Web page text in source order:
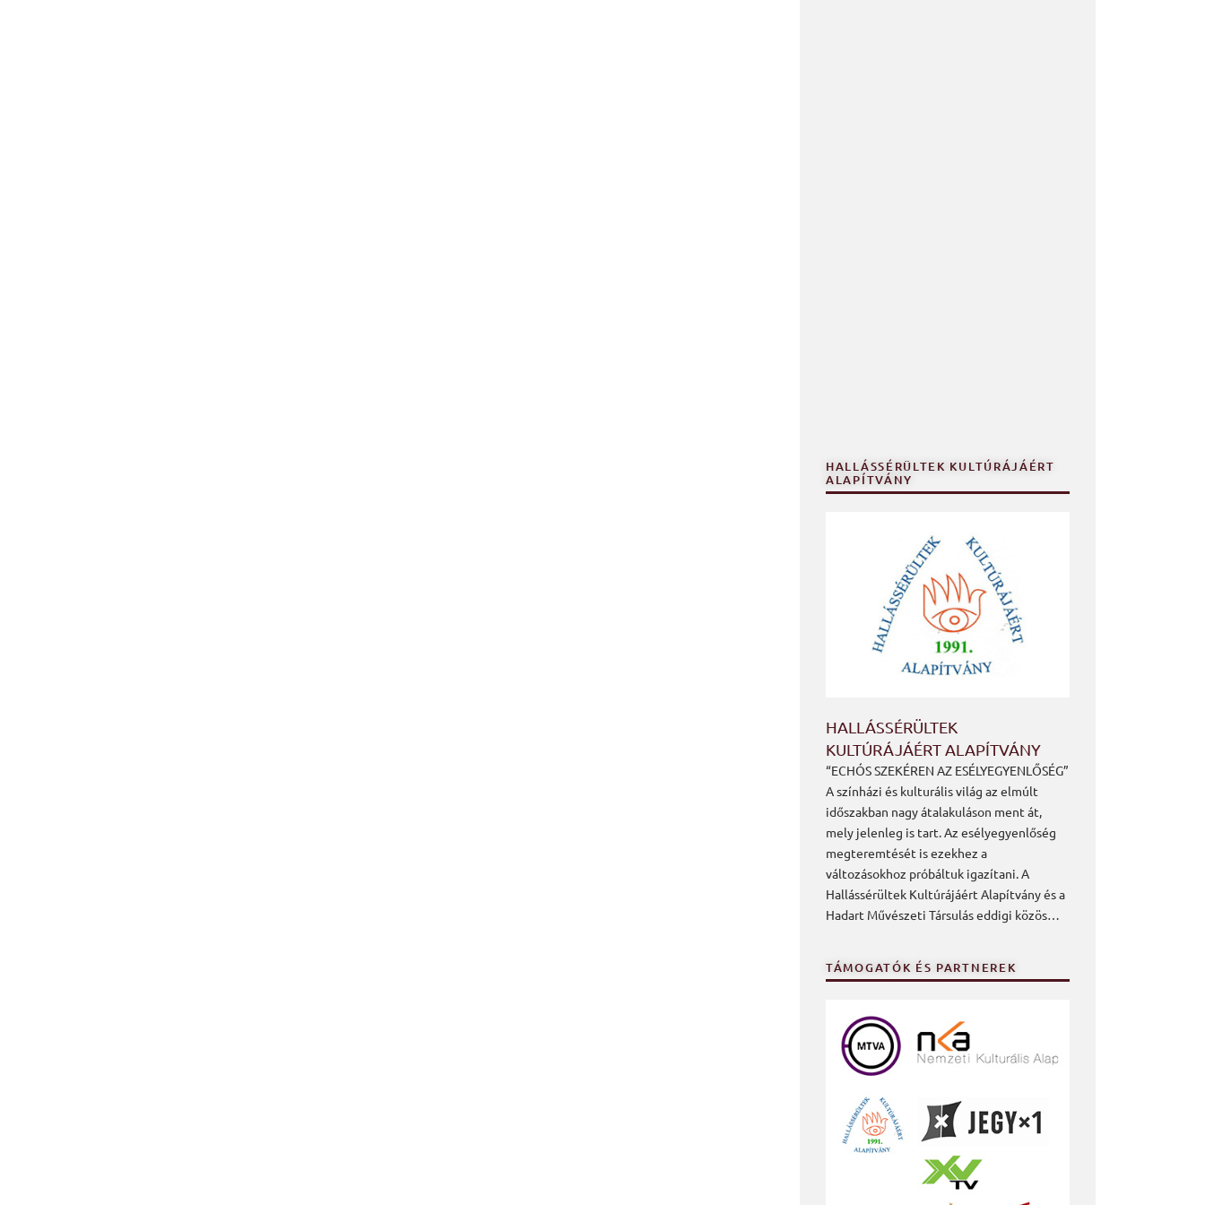
HALLÁSSÉRÜLTEK KULTÚRÁJÁÉRT
ALAPÍTVÁNY
HALLÁSSÉRÜLTEK
KULTÚRÁJÁÉRT ALAPÍTVÁNY
“ECHÓS SZEKÉREN AZ ESÉLYEGYENLŐSÉG”
A színházi és kulturális világ az elmúlt
időszakban nagy átalakuláson ment át,
mely jelenleg is tart. Az esélyegyenlőség
megteremtését is ezekhez a
változásokhoz próbáltuk igazítani. A
Hallássérültek Kultúrájáért Alapítvány és a
Hadart Művészeti Társulás eddigi közös…
TÁMOGATÓK ÉS PARTNEREK